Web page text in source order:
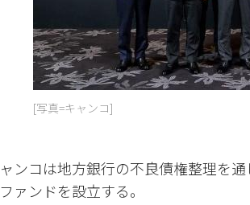
[写真=キャンコ]
ンコは地方銀行の不良債権整理を
ァンドを設立する。